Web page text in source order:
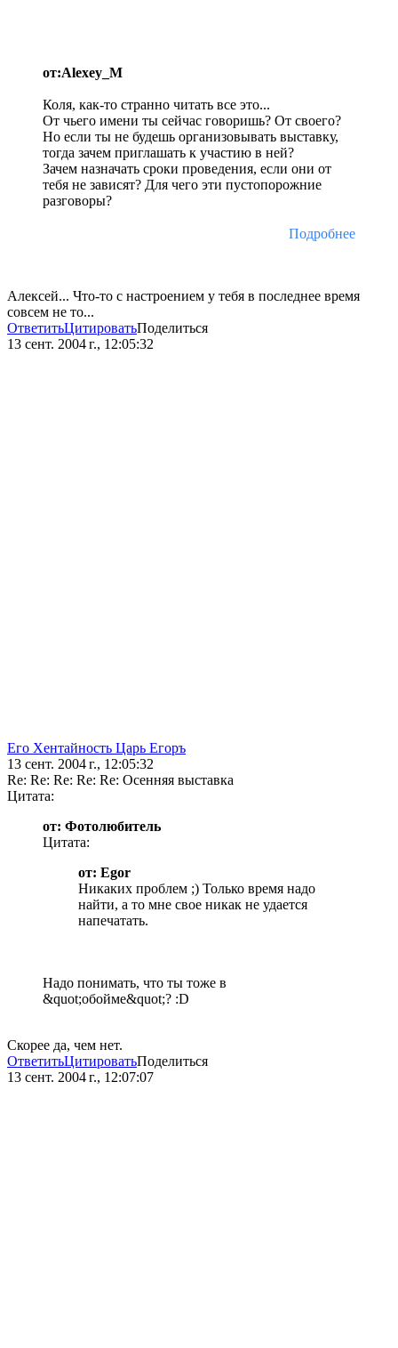
от:Alexey_M
Коля, как-то странно читать все это...
От чьего имени ты сейчас говоришь? От своего?
Но если ты не будешь организовывать выставку,
тогда зачем приглашать к участию в ней?
Зачем назначать сроки проведения, если они от
тебя не зависят? Для чего эти пустопорожние
разговоры?
Подробнее
Алексей... Что-то с настроением у тебя в последнее время
совсем не то...
ОтветитьЦитироватьПоделиться
13 сент. 2004 г., 12:05:32
Его Хентайность Царь Егоръ
13 сент. 2004 г., 12:05:32
Re: Re: Re: Re: Re: Осенняя выставка
Цитата:
от: Фотолюбитель
Цитата:
от: Egor
Никаких проблем ;) Только время надо
найти, а то мне свое никак не удается
напечатать.
Надо понимать, что ты тоже в
&quot;обойме&quot;? :D
Скорее да, чем нет.
ОтветитьЦитироватьПоделиться
13 сент. 2004 г., 12:07:07